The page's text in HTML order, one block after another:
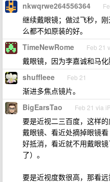
nkwqrwe264556364
继续戴眼镜；做过飞秒，
么都不如原装的好。
TimeNewRome Feb 21
戴眼镜，因为李嘉诚和马化
shuffleee Feb 21
渐进多焦点镜片。
BigEarsTao Feb 21 via
要是近视二三百度，这样
戴眼镜、看近处摘掉眼镜
好抵消，看近就不用戴眼
了）。
要是近视度数很高，那看